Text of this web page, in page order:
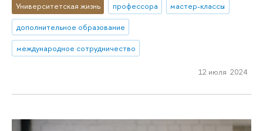
Университетская жизнь профессора
мастер-классы
дополнительное образование
международное сотрудничество
12 июля 2024